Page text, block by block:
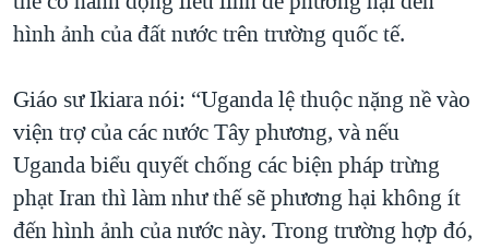
hình ảnh của đất nước trên trường quốc tế.
Giáo sư Ikiara nói: “Uganda lệ thuộc nặng nề vào
viện trợ của các nước Tây phương, và nếu
Uganda biểu quyết chống các biện pháp trừng
phạt Iran thì làm như thế sẽ phương hại không ít
đến hình ảnh của nước này. Trong trường hợp đó,